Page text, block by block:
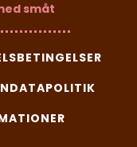
småt